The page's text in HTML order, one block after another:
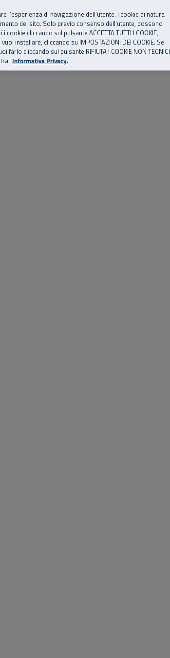
news ed eventi Risorse utili Supporto
di navigazione dell’utente. I cookie di natura
del sito. Solo previo consenso dell’utente, possono
cliccando sul pulsante ACCETTA TUTTI I COOKIE,
installare, cliccando su IMPOSTAZIONI DEI COOKIE. Se
cliccando sul pulsante RIFIUTA I COOKIE NON TECNICI
Informativa Privacy.